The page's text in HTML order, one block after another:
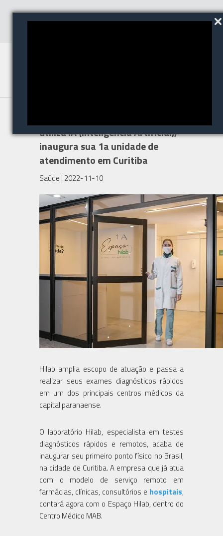
utiliza IA (Inteligência Artificial),
inaugura sua 1a unidade de
atendimento em Curitiba
Saúde | 2022-11-10
Hilab amplia escopo de atuação e passa a
realizar seus exames diagnósticos rápidos
em um dos principais centros médicos da
capital paranaense.
O laboratório Hilab, especialista em testes
diagnósticos rápidos e remotos, acaba de
inaugurar seu primeiro ponto físico no Brasil,
na cidade de Curitiba. A empresa que já atua
com o modelo de serviço remoto em
farmácias, clínicas, consultórios e hospitais,
contará agora com o Espaço Hilab, dentro do
Centro Médico MAB.